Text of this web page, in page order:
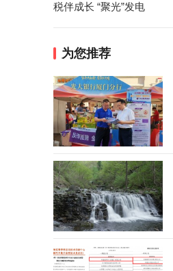
税伴成长 “聚光”发电
为您推荐